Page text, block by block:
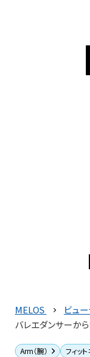
MELOS
ビュ
バレエダンサーか
Arm（腕） フィッ